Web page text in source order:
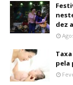
dez
pela